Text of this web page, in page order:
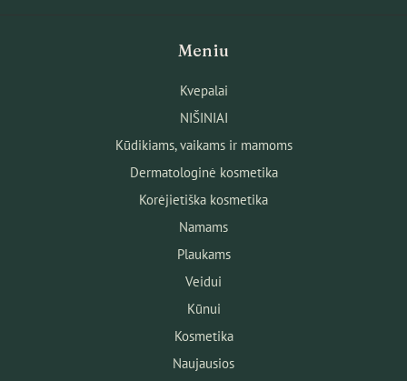
Meniu
Kvepalai
NIŠINIAI
Kūdikiams, vaikams ir mamoms
Dermatologinė kosmetika
Korėjietiška kosmetika
Namams
Plaukams
Veidui
Kūnui
Kosmetika
Naujausios